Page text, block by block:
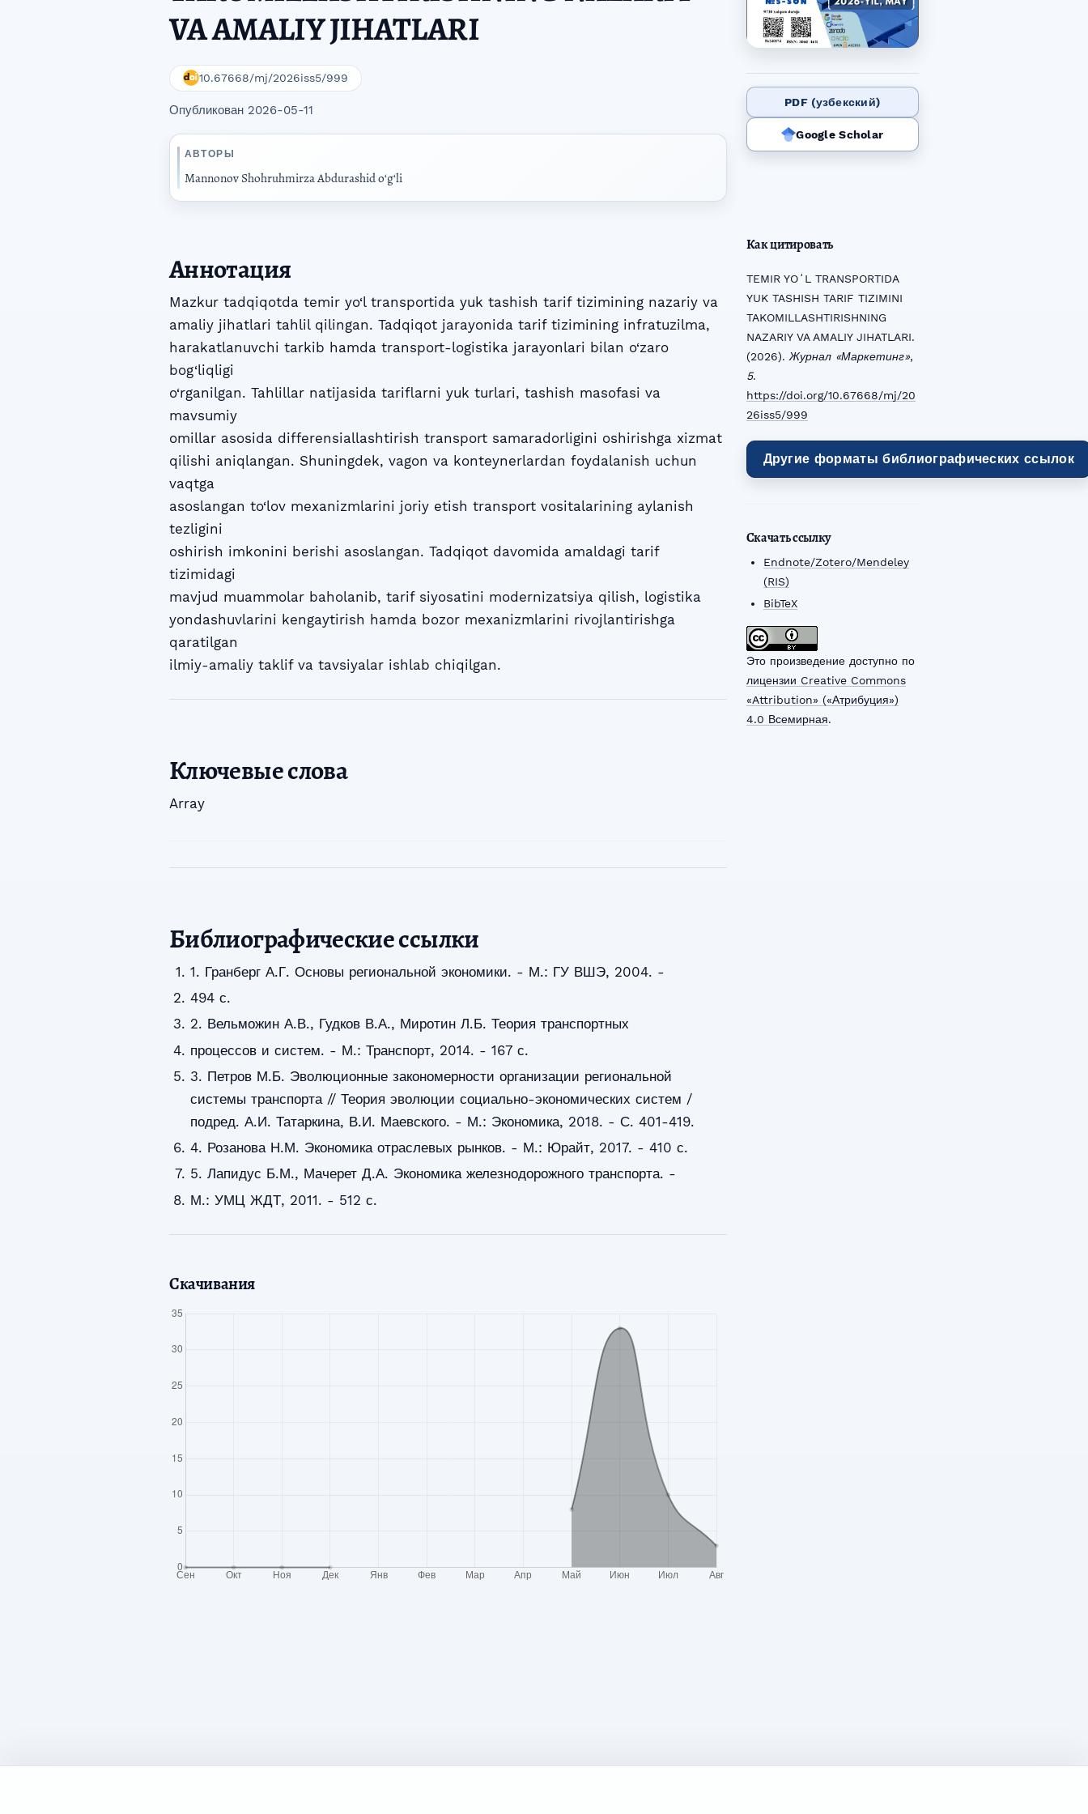
VA AMALIY JIHATLARI
10.67668/mj/2026iss5/999
Опубликован 2026-05-11
АВТОРЫ
Mannonov Shohruhmirza Abdurashid oʻgʻli
PDF (узбекский)
Google Scholar
Как цитировать
TEMIR YOʻL TRANSPORTIDA
YUK TASHISH TARIF TIZIMINI
TAKOMILLASHTIRISHNING
NAZARIY VA AMALIY JIHATLARI.
(2026). Журнал «Маркетинг»,
5.
https://doi.org/10.67668/mj/20
26iss5/999
Другие форматы библиографических ссылок
Скачать ссылку
Endnote/Zotero/Mendeley
(RIS)
BibTeX
Это произведение доступно по
лицензии Creative Commons
«Attribution» («Атрибуция»)
4.0 Всемирная.
Аннотация
Mazkur tadqiqotda temir yo‘l transportida yuk tashish tarif tizimining nazariy va
amaliy jihatlari tahlil qilingan. Tadqiqot jarayonida tarif tizimining infratuzilma,
harakatlanuvchi tarkib hamda transport-logistika jarayonlari bilan o‘zaro
bog‘liqligi
o‘rganilgan. Tahlillar natijasida tariflarni yuk turlari, tashish masofasi va
mavsumiy
omillar asosida differensiallashtirish transport samaradorligini oshirishga xizmat
qilishi aniqlangan. Shuningdek, vagon va konteynerlardan foydalanish uchun
vaqtga
asoslangan to‘lov mexanizmlarini joriy etish transport vositalarining aylanish
tezligini
oshirish imkonini berishi asoslangan. Tadqiqot davomida amaldagi tarif
tizimidagi
mavjud muammolar baholanib, tarif siyosatini modernizatsiya qilish, logistika
yondashuvlarini kengaytirish hamda bozor mexanizmlarini rivojlantirishga
qaratilgan
ilmiy-amaliy taklif va tavsiyalar ishlab chiqilgan.
Ключевые слова
Array
Библиографические ссылки
1. Гранберг А.Г. Основы региональной экономики. - М.: ГУ ВШЭ, 2004. -
494 с.
2. Вельможин А.В., Гудков В.А., Миротин Л.Б. Теория транспортных
процессов и систем. - М.: Транспорт, 2014. - 167 с.
3. Петров М.Б. Эволюционные закономерности организации региональной
системы транспорта // Теория эволюции социально-экономических систем /
подред. А.И. Татаркина, В.И. Маевского. - М.: Экономика, 2018. - С. 401-419.
4. Розанова Н.М. Экономика отраслевых рынков. - М.: Юрайт, 2017. - 410 с.
5. Лапидус Б.М., Мачерет Д.А. Экономика железнодорожного транспорта. -
М.: УМЦ ЖДТ, 2011. - 512 с.
Скачивания